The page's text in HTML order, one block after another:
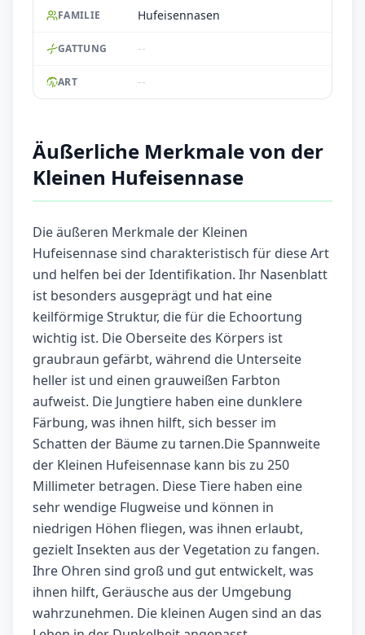
FAMILIE Hufeisennasen
GATTUNG --
ART --
Äußerliche Merkmale von der
Kleinen Hufeisennase
Die äußeren Merkmale der Kleinen
Hufeisennase sind charakteristisch für diese Art
und helfen bei der Identifikation. Ihr Nasenblatt
ist besonders ausgeprägt und hat eine
keilförmige Struktur, die für die Echoortung
wichtig ist. Die Oberseite des Körpers ist
graubraun gefärbt, während die Unterseite
heller ist und einen grauweißen Farbton
aufweist. Die Jungtiere haben eine dunklere
Färbung, was ihnen hilft, sich besser im
Schatten der Bäume zu tarnen.Die Spannweite
der Kleinen Hufeisennase kann bis zu 250
Millimeter betragen. Diese Tiere haben eine
sehr wendige Flugweise und können in
niedrigen Höhen fliegen, was ihnen erlaubt,
gezielt Insekten aus der Vegetation zu fangen.
Ihre Ohren sind groß und gut entwickelt, was
ihnen hilft, Geräusche aus der Umgebung
wahrzunehmen. Die kleinen Augen sind an das